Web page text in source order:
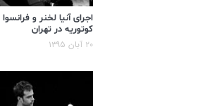
اجرای آنیا لخنر و فرانسوا
کوتوریه در تهران
۲۰ آبان ۱۳۹۵